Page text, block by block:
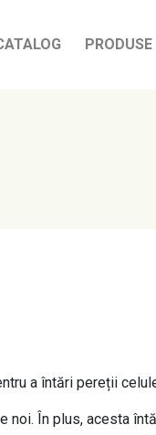
PRODUSE
a întări pereții
noi. În plus, acesta